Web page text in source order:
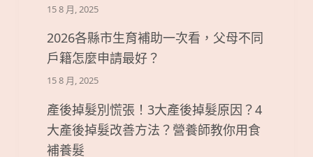
15 8 月, 2025
2026各縣市生育補助一次看，父母不同
戶籍怎麼申請最好？
15 8 月, 2025
產後掉髮別慌張！3大產後掉髮原因？4
大產後掉髮改善方法？營養師教你用食
補養髮